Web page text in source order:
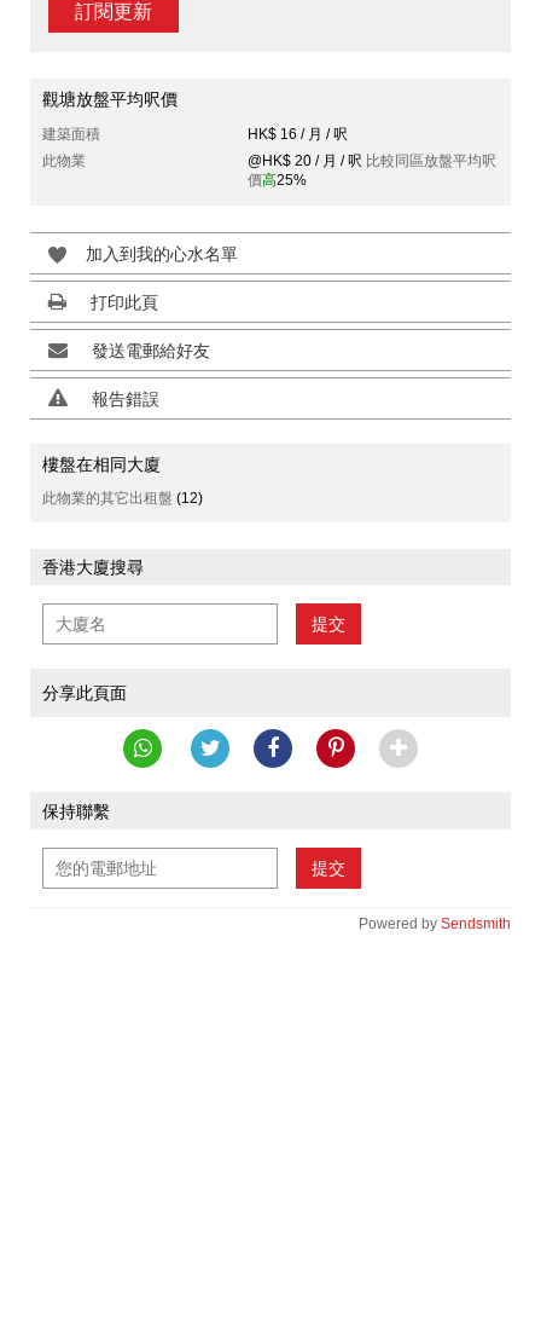
訂閱更新
觀塘放盤平均呎價
建築面積
HK$ 16 / 月 / 呎
此物業
@HK$ 20 / 月 / 呎 比較同區放盤平均呎
價高25%
加入到我的心水名單
打印此頁
發送電郵給好友
報告錯誤
樓盤在相同大廈
此物業的其它出租盤 (12)
香港大廈搜尋
提交
分享此頁面
保持聯繫
提交
Powered by Sendsmith